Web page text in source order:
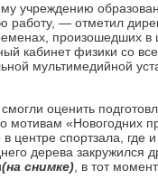
учреждению
работу, — отметил
произошедших в
кабинет физики со
мультимедийной
оценить
мотивам «Новогодних
спортзала, где
дерева закружился
(на снимке) , в тот